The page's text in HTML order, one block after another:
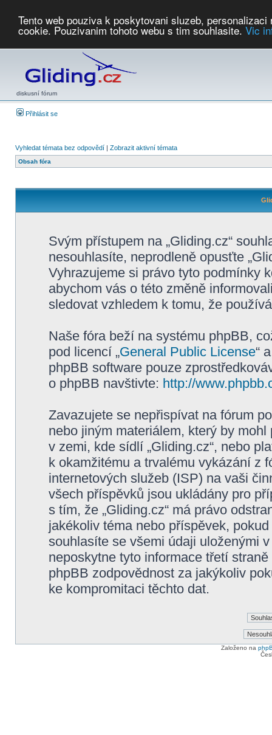
Tento web pouziva k poskytovani sluzeb,
cookie. Pouzivanim tohoto webu s tim souhlasite. Vic
diskusní fórum
Přihlásit se
Vyhledat témata bez odpovědí | Zobrazit aktivní témata
Obsah fóra
Svým přístupem na „Gliding.cz“
nesouhlasíte, neprodleně opusťte
Vyhrazujeme si právo tyto podmínky
abychom vás o této změně
sledovat vzhledem k tomu, že
Naše fóra beží na systému phpBB,
pod licencí „General Public License“
phpBB software pouze
o phpBB navštivte: http://
Zavazujete se nepřispívat na fórum
nebo jiným materiálem, který by
v zemi, kde sídlí „Gliding.cz“, nebo
k okamžitému a trvalému vykázání z
internetových služeb (ISP) na vaši
všech příspěvků jsou ukládány pro
s tím, že „Gliding.cz“ má právo
jakékoliv téma nebo příspěvek,
souhlasíte se všemi údaji uloženými
neposkytne tyto informace třetí
phpBB zodpovědnost za jakýkoliv
ke kompromitaci těchto dat.
Založeno na